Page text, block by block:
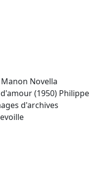
Novella
(1950) Philippe
d'archives